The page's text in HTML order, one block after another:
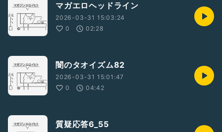
マガエロヘッドライン
2026-03-31 15:03:24
0
02:28
闇のタオイズム82
2026-03-31 15:01:47
0
04:42
質疑応答6_55